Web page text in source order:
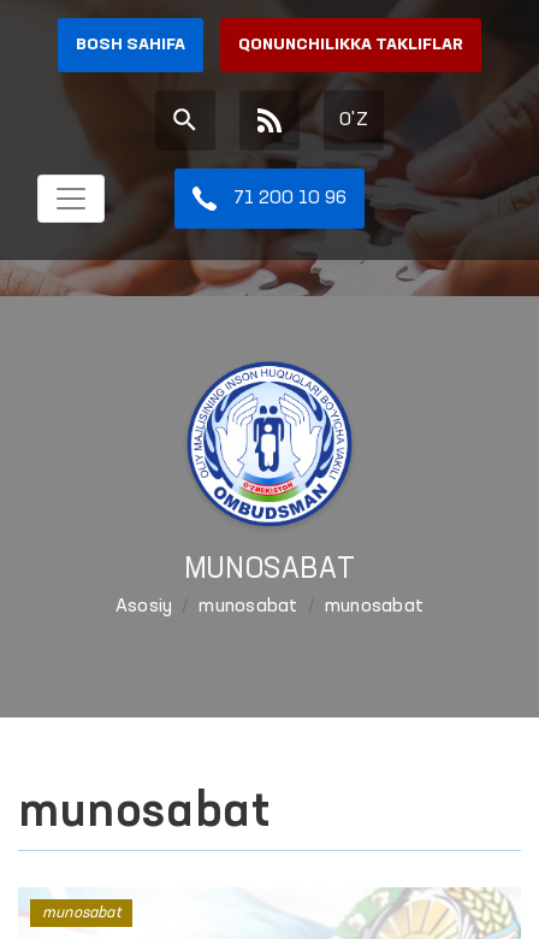
BOSH SAHIFA QONUNCHILIKKA TAKLIFLAR
O'Z
71 200 10 96
MUNOSABAT
Asosiy munosabat munosabat
munosabat
munosabat